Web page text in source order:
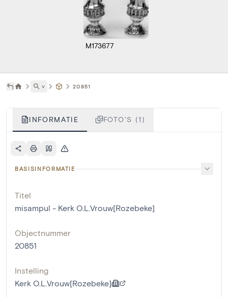
M173677
˅ 20851
INFORMATIE FOTO'S (1)
BASISINFORMATIE
Titel
misampul - Kerk O.L.Vrouw[Rozebeke]
Objectnummer
20851
Instelling
Kerk O.L.Vrouw[Rozebeke]